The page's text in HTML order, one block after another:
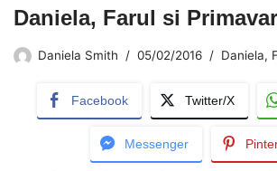
Daniela, Farul si
Daniela Smith 05/02/2016 Daniela,
Facebook Twitter/X
Messenger